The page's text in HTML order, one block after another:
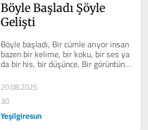
Böyle Başladı Şöyle
Gelişti
Böyle başladı, Bir cümle arıyor insan
bazen bir kelime, bir koku, bir ses ya
da bir his, bir düşünce. Bir görüntünün
yahut bir hatıranın...
20.08.2025
30
Yeşilgiresun